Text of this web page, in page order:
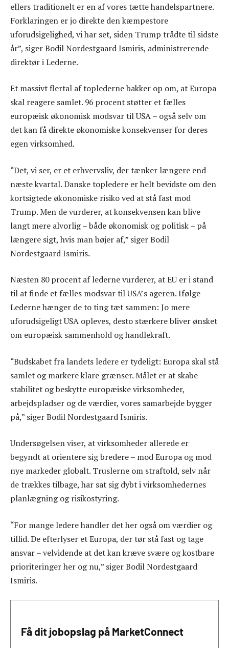
ellers traditionelt er en af vores tætte handelspartnere.
Forklaringen er jo direkte den kæmpestore
uforudsigelighed, vi har set, siden Trump trådte til sidste
år”, siger Bodil Nordestgaard Ismiris, administrerende
direktør i Lederne.
Et massivt flertal af toplederne bakker op om, at Europa
skal reagere samlet. 96 procent støtter et fælles
europæisk økonomisk modsvar til USA – også selv om
det kan få direkte økonomiske konsekvenser for deres
egen virksomhed.
“Det, vi ser, er et erhvervsliv, der tænker længere end
næste kvartal. Danske topledere er helt bevidste om den
kortsigtede økonomiske risiko ved at stå fast mod
Trump. Men de vurderer, at konsekvensen kan blive
langt mere alvorlig – både økonomisk og politisk – på
længere sigt, hvis man bøjer af,” siger Bodil
Nordestgaard Ismiris.
Næsten 80 procent af lederne vurderer, at EU er i stand
til at finde et fælles modsvar til USA’s ageren. Ifølge
Lederne hænger de to ting tæt sammen: Jo mere
uforudsigeligt USA opleves, desto stærkere bliver ønsket
om europæisk sammenhold og handlekraft.
“Budskabet fra landets ledere er tydeligt: Europa skal stå
samlet og markere klare grænser. Målet er at skabe
stabilitet og beskytte europæiske virksomheder,
arbejdspladser og de værdier, vores samarbejde bygger
på,” siger Bodil Nordestgaard Ismiris.
Undersøgelsen viser, at virksomheder allerede er
begyndt at orientere sig bredere – mod Europa og mod
nye markeder globalt. Truslerne om straftold, selv når
de trækkes tilbage, har sat sig dybt i virksomhedernes
planlægning og risikostyring.
“For mange ledere handler det her også om værdier og
tillid. De efterlyser et Europa, der tør stå fast og tage
ansvar – velvidende at det kan kræve svære og kostbare
prioriteringer her og nu,” siger Bodil Nordestgaard
Ismiris.
Få dit jobopslag på MarketConnect